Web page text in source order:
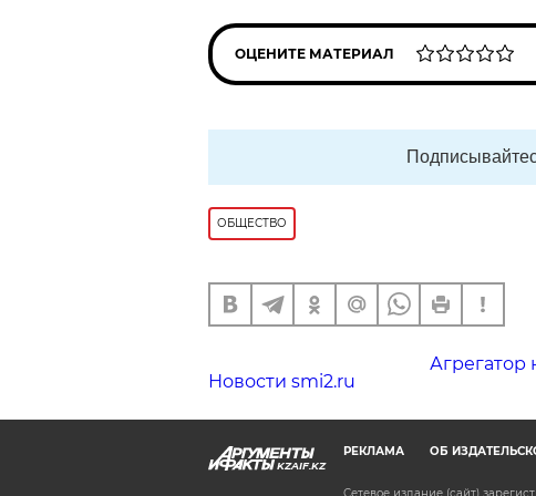
ОЦЕНИТЕ МАТЕРИАЛ
ОБЩЕСТВО
Агрегатор
Новости smi2.ru
KZAIF.KZ
РЕКЛАМА ОБ